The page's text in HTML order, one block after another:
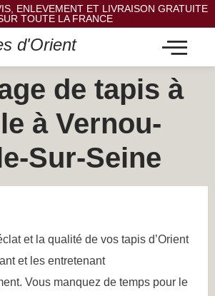
ENLEVEMENT ET LIVRAISON GRATUITE
TOUTE LA FRANCE
d'Orient
de tapis à
à Vernou-
Sur-Seine
et la qualité de vos tapis d’Orient
et les entretenant
Vous manquez de temps pour le